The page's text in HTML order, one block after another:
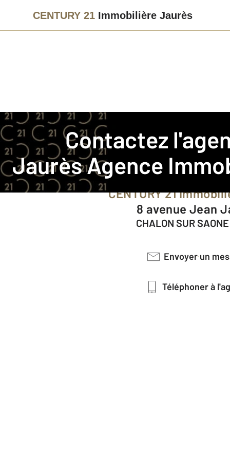
CENTURY 21 Immobilière Jaurès
Contactez
JaurèsAgence
Agence immobilière
Notre agence à CHALON
CENTURY 21
8 avenue Jean
CHALON SUR
Envoyer un
Téléphoner à